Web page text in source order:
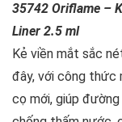
35742 Oriflame –
Liner 2.5 ml
Kẻ viền mắt sắc
đây, với công thức
cọ mới, giúp